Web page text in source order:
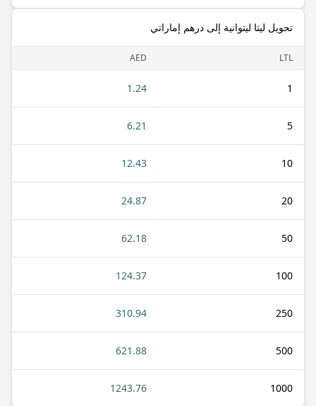
تحويل ليتا ليتوانية إلى درهم إماراتي
LTL
AED
1
1.24
5
6.21
10
12.43
20
24.87
50
62.18
100
124.37
250
310.94
500
621.88
1000
1243.76